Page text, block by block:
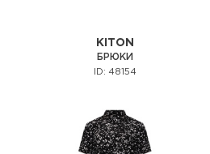
KITON
БРЮКИ
ID: 48154